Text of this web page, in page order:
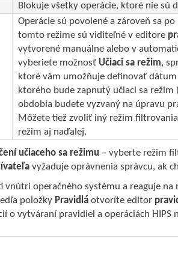
Blokuje všetky operácie, ktoré nie
Operácie sú povolené a zároveň sa
tomto režime sú viditeľné v editore
vytvorené manuálne alebo v
vyberiete možnosť Učiaci sa režim,
ktoré vám umožňuje definovať
ktorého bude zapnutý učiaci sa
obdobia budete vyzvaný na úpravu
Môžete tiež zvoliť iný režim
režim aj naďalej.
učiaceho sa režimu – vyberte režim
vyžaduje oprávnenia správcu, ak
vnútri operačného systému a reaguje
položky Pravidlá otvoríte editor
o vytváraní pravidiel a operáciách HIPS